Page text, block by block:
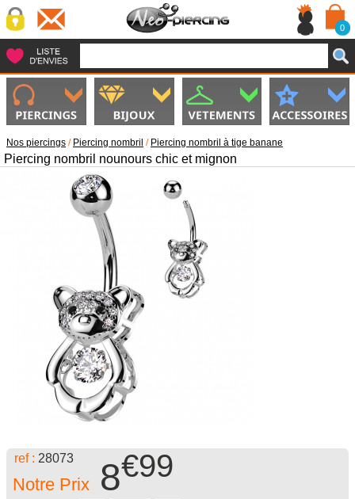
0
Nos piercings / Piercing nombril / Piercing nombril à tige banane
Piercing nombril nounours chic et mignon
ref : 28073
Notre Prix 8€99